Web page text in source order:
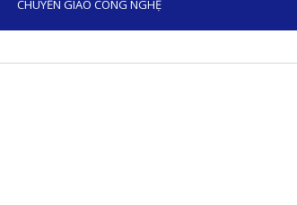
CHUYỂN GIAO CÔNG NGHỆ